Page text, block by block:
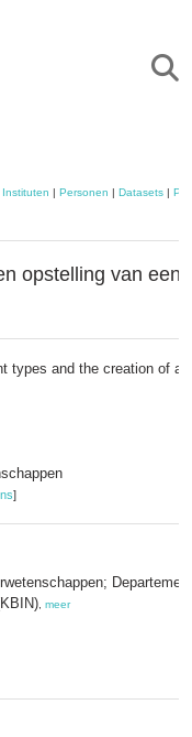
Instituten | Personen | Datasets|
opstelling van een
types and the creation of a
]
meer